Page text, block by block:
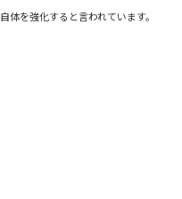
を強化すると言われています。